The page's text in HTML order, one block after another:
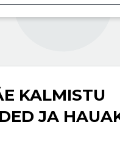
KALMISTU
JA